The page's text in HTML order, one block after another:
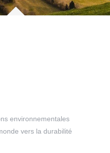
environnementales
vers la durabilité